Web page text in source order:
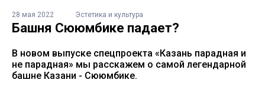
28 мая 2022 Эстетика и культура
Башня Сююмбике падает?
В новом выпуске спецпроекта «Казань парадная и
не парадная» мы расскажем о самой легендарной
башне Казани - Сююмбике.